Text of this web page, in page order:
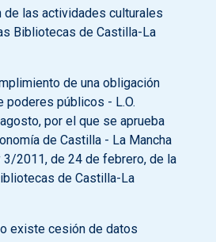
de las actividades culturales
Bibliotecas de Castilla-La
de una obligación
poderes públicos - L.O.
por el que se aprueba
de Castilla - La Mancha
3/2011, de 24 de febrero, de la
de Castilla-La
existe cesión de datos